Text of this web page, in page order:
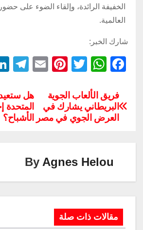
الخفيفة الرائدة، وإلقاء الضوء على
العالمية.
شارك الخبر:
F
c
e
b
o
W
at
s
A
p
T
tt
er
Pi
er
e
st
E
ail
T
e
a
هل ستعيد
المتحدة
الأشباح؟
فريق الألعاب الجوية
البريطاني يشارك في
العرض الجوي في مصر
By Agnes Helou
مقالات ذات صلة